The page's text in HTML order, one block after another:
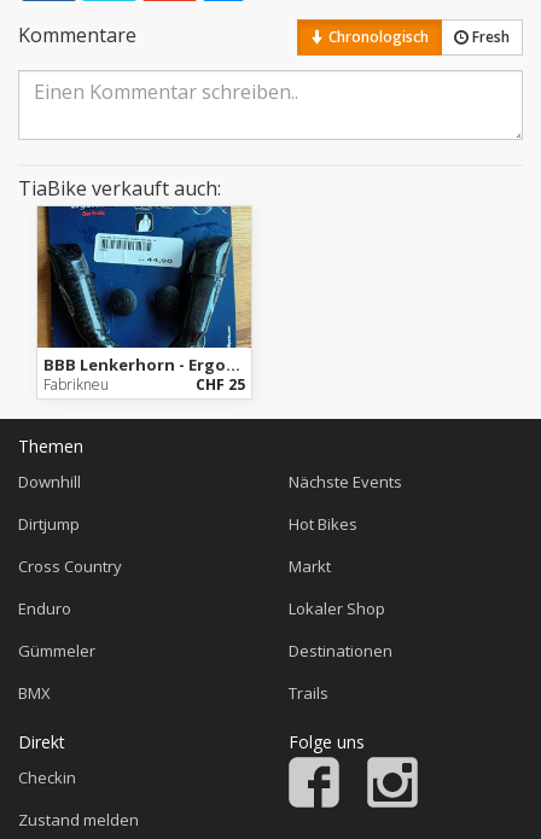
Kommentare Chronologisch Fresh
TiaBike verkauft auch:
BBB Lenkerhorn - ErgoFiber Bar Ends Carbon
Fabrikneu CHF 25
Themen
Downhill
Dirtjump
Cross Country
Enduro
Gümmeler
BMX
Nächste Events
Hot Bikes
Markt
Lokaler Shop
Destinationen
Trails
Direkt
Checkin
Zustand melden
Folge uns